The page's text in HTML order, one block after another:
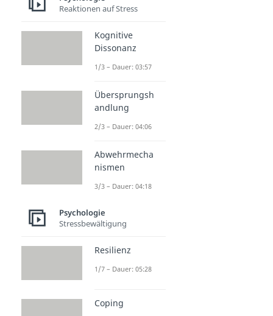
Reaktionen auf Stress
Kognitive
Dissonanz
1/3 – Dauer: 03:57
Übersprungsh
andlung
2/3 – Dauer: 04:06
Abwehrmecha
nismen
3/3 – Dauer: 04:18
Psychologie
Stressbewältigung
Resilienz
1/7 – Dauer: 05:28
Coping